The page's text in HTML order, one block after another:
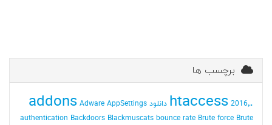
برچسب ها
.htaccess2016٬ دانلود addons Adware AppSettings
authentication Backdoors Blackmuscats bounce rate Brute force Brute